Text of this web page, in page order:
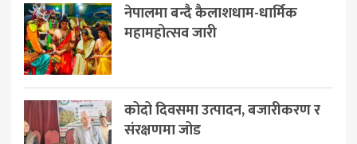
नेपालमा बन्दै कैलाशधाम-धार्मिक
महामहोत्सव जारी
कोदो दिवसमा उत्पादन, बजारीकरण र
संरक्षणमा जोड